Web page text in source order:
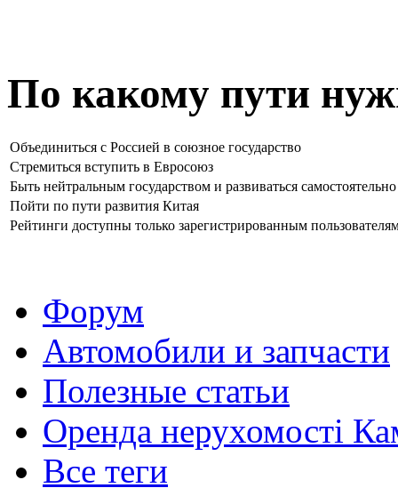
По какому пути
Объединиться с Россией в союзное государство
Стремиться вступить в Евросоюз
Быть нейтральным государством и развиваться самостоятельно
Пойти по пути развития Китая
Рейтинги доступны только зарегистрированным
Форум
Автомобили и запчасти
Полезные статьи
Оренда нерухомості
Все теги